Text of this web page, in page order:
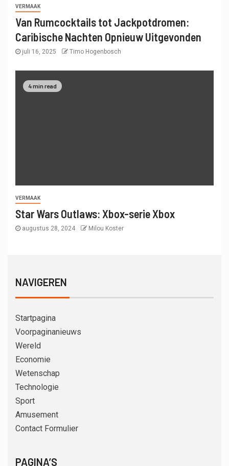
VERMAAK
Van Rumcocktails tot Jackpotdromen:
Caribische Nachten Opnieuw Uitgevonden
juli 16, 2025 Timo Hogenbosch
4 min read
VERMAAK
Star Wars Outlaws: Xbox-serie Xbox
augustus 28, 2024 Milou Koster
NAVIGEREN
Startpagina
Voorpaginanieuws
Wereld
Economie
Wetenschap
Technologie
Sport
Amusement
Contact Formulier
PAGINA’S